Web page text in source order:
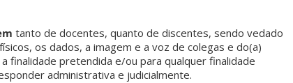
tanto de docentes, quanto de discentes, sendo vedado
os dados, a imagem e a voz de colegas e do(a)
finalidade pretendida e/ou para qualquer finalidade
administrativa e judicialmente.